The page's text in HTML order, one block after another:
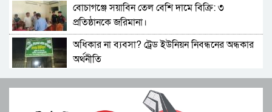
চট্টগ্রামে চীনের ডাক্তাররা দিবেন বিনামূল্যে পরামর্শ
চট্টগ্রামে নিখোঁজ ছাত্রের মৃতদেহ উদ্ধার
প্রতিবাদে চট্টগ্রামে মৌন মানববন্ধন
বোচাগঞ্জে সয়াবিন তেল বেশি দামে বিক্রি: ৩
প্রতিষ্ঠানকে জরিমানা।
অধিকার না ব্যবসা? ট্রেড ইউনিয়ন নিবন্ধনের অন্ধকার
অর্থনীতি
সেতাবগঞ্জ সরকারি পাইলট মডেল উচ্চ বিদ্যালয়ে
বাংলা নববর্ষ উপলক্ষে চিত্রাঙ্কন।